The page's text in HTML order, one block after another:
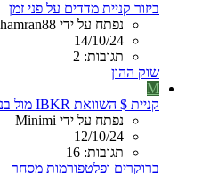
ביזור קניית מדדים על פני זמן
נפתח על ידי Shamran88
14/10/24
תגובות: 2
שוק ההון
M
קניית $ השוואת IBKR מול בנק מקומי
נפתח על ידי Minimi
12/10/24
תגובות: 16
ברוקרים ופלטפורמות מסחר